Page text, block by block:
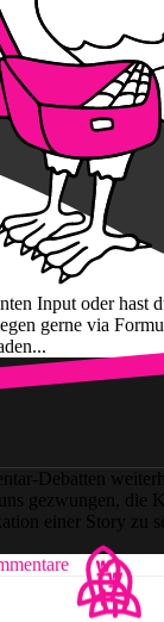
Input oder hast
gerne via
Debatten
gezwungen, die
einer Story zu